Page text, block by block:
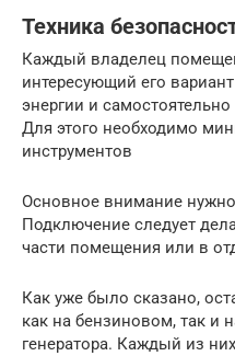
Техника
Каждый владелец
интересующий его
энергии и
Для этого необходимо
инструментов
Основное внимание
Подключение следует
части помещения или в
Как уже было сказано,
как на бензиновом, так и
генератора. Каждый из